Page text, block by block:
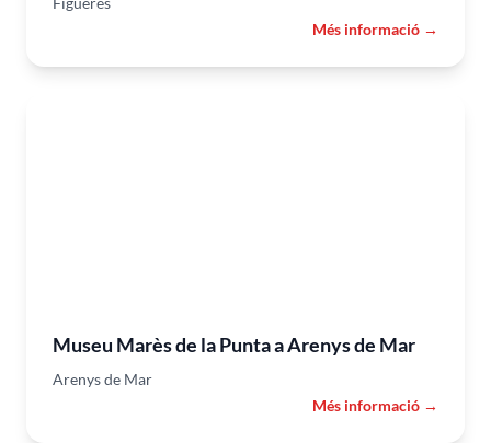
Més informació →
Museu Marès de la Punta a Arenys de Mar
Arenys de Mar
Més informació →